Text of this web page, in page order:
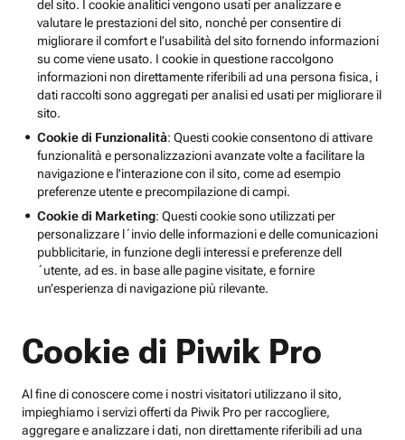
del sito. I cookie analitici vengono usati per analizzare e
valutare le prestazioni del sito, nonché per consentire di
migliorare il comfort e l’usabilità del sito fornendo informazioni
su come viene usato. I cookie in questione raccolgono
informazioni non direttamente riferibili ad una persona fisica, i
dati raccolti sono aggregati per analisi ed usati per migliorare il
sito.
Cookie di Funzionalità: Questi cookie consentono di attivare
funzionalità e personalizzazioni avanzate volte a facilitare la
navigazione e l'interazione con il sito, come ad esempio
preferenze utente e precompilazione di campi.
Cookie di Marketing: Questi cookie sono utilizzati per
personalizzare l´invio delle informazioni e delle comunicazioni
pubblicitarie, in funzione degli interessi e preferenze dell
´utente, ad es. in base alle pagine visitate, e fornire
un’esperienza di navigazione più rilevante.
Cookie di Piwik Pro
Al fine di conoscere come i nostri visitatori utilizzano il sito,
impieghiamo i servizi offerti da Piwik Pro per raccogliere,
aggregare e analizzare i dati, non direttamente riferibili ad una